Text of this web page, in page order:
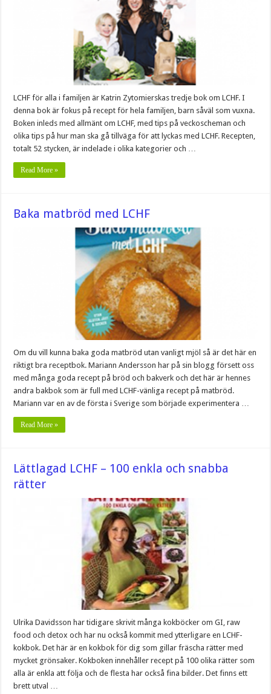
LCHF för alla i familjen är Katrin Zytomierskas tredje bok om LCHF. I
denna bok är fokus på recept för hela familjen, barn såväl som vuxna.
Boken inleds med allmänt om LCHF, med tips på veckoscheman och
olika tips på hur man ska gå tillväga för att lyckas med LCHF. Recepten,
totalt 52 stycken, är indelade i olika kategorier och …
Read More »
Baka matbröd med LCHF
Om du vill kunna baka goda matbröd utan vanligt mjöl så är det här en
riktigt bra receptbok. Mariann Andersson har på sin blogg försett oss
med många goda recept på bröd och bakverk och det här är hennes
andra bakbok som är full med LCHF-vänliga recept på matbröd.
Mariann var en av de första i Sverige som började experimentera …
Read More »
Lättlagad LCHF – 100 enkla och snabba
rätter
Ulrika Davidsson har tidigare skrivit många kokböcker om GI, raw
food och detox och har nu också kommit med ytterligare en LCHF-
kokbok. Det här är en kokbok för dig som gillar fräscha rätter med
mycket grönsaker. Kokboken innehåller recept på 100 olika rätter som
alla är enkla att följa och de flesta har också fina bilder. Det finns ett
brett utval …